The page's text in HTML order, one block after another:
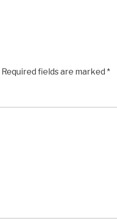
Required fields are marked*